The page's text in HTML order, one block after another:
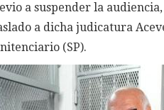
a suspender la
a dicha judicatura
(SP).